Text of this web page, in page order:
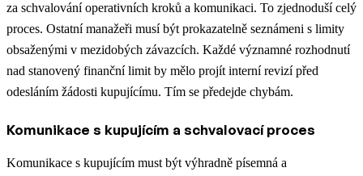
za schvalování operativních kroků a komunikaci. To zjednoduší celý
proces. Ostatní manažeři musí být prokazatelně seznámeni s limity
obsaženými v mezidobých závazcích. Každé významné rozhodnutí
nad stanovený finanční limit by mělo projít interní revizí před
odesláním žádosti kupujícímu. Tím se předejde chybám.
Komunikace s kupujícím a schvalovací proces
Komunikace s kupujícím must být výhradně písemná a